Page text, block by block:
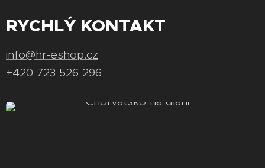
RYCHLÝ KONTAKT
info@hr-eshop.cz
+420 723 526 296